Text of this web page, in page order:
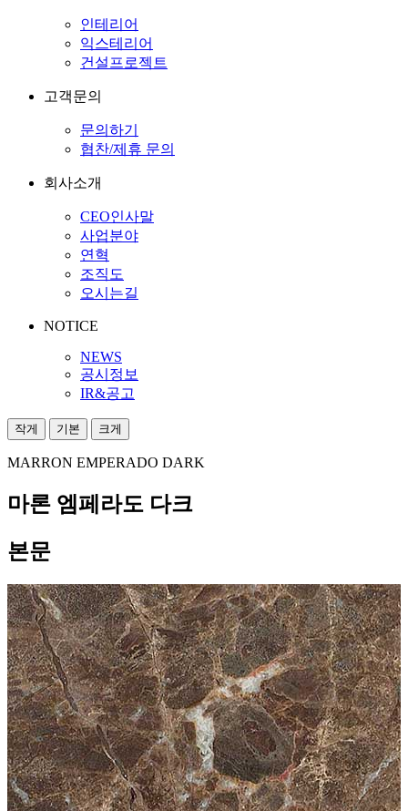
인테리어
익스테리어
건설프로젝트
고객문의
문의하기
협찬/제휴 문의
회사소개
CEO인사말
사업분야
연혁
조직도
오시는길
NOTICE
NEWS
공시정보
IR&공고
작게 기본 크게
MARRON EMPERADO DARK
마론 엠페라도 다크
본문